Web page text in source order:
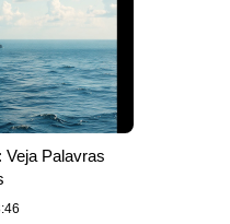
Veja Palavras